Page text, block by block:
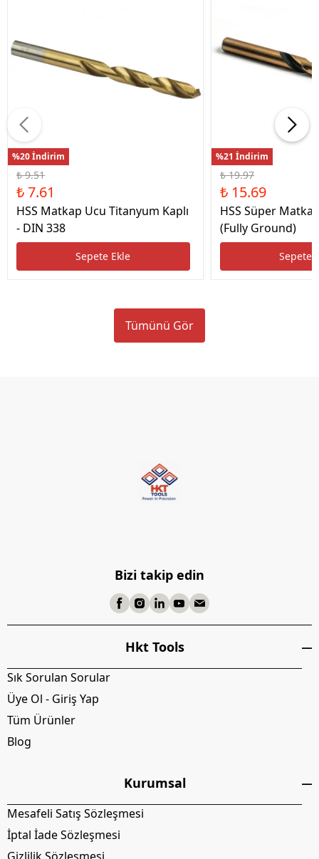
%20 İndirim
₺ 9.51
₺ 7.61
HSS Matkap Ucu Titanyum Kaplı
- DIN 338
Sepete Ekle
%21 İndirim
₺ 19.97
₺ 15.69
HSS Süper
(Fully Ground)
Sepete
Tümünü Gör
Bizi takip edin
Hkt Tools
Sık Sorulan Sorular
Üye Ol - Giriş Yap
Tüm Ürünler
Blog
Kurumsal
Mesafeli Satış Sözleşmesi
İptal İade Sözleşmesi